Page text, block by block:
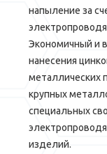
напыление за
Экономичный и
нанесения
металлических
крупных
специальных
изделий.